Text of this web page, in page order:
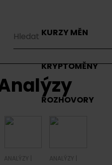
KURZY MĚN
KRYPTOMĚNY
ROZHOVORY
ANALÝZY ANALÝZY